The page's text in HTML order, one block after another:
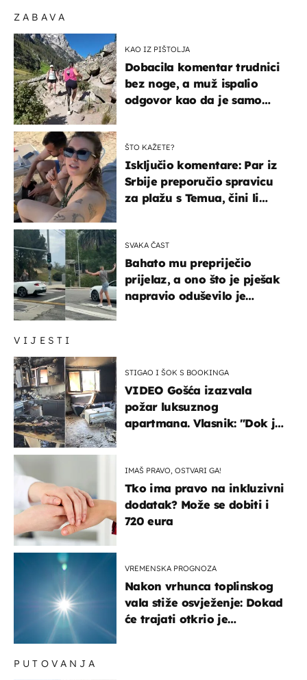
VIJESTI
STIGAO I ŠOK S BOOKINGA
VIDEO Gošća izazvala
požar luksuznog
apartmana. Vlasnik: "Dok je
IMAŠ PRAVO, OSTVARI GA!
Tko ima pravo na inkluzivni
dodatak? Može se dobiti i
720 eura
VREMENSKA PROGNOZA
Nakon vrhunca toplinskog
vala stiže osvježenje: Dokad
će trajati otkrio je
ZABAVA
KAO IZ PIŠTOLJA
Dobacila komentar trudnici
bez noge, a muž ispalio
odgovor kao da je samo
ŠTO KAŽETE?
Isključio komentare: Par iz
Srbije preporučio spravicu
za plažu s Temua, čini li
SVAKA ČAST
Bahato mu prepriječio
prijelaz, a ono što je pješak
napravio oduševilo je
PUTOVANJA